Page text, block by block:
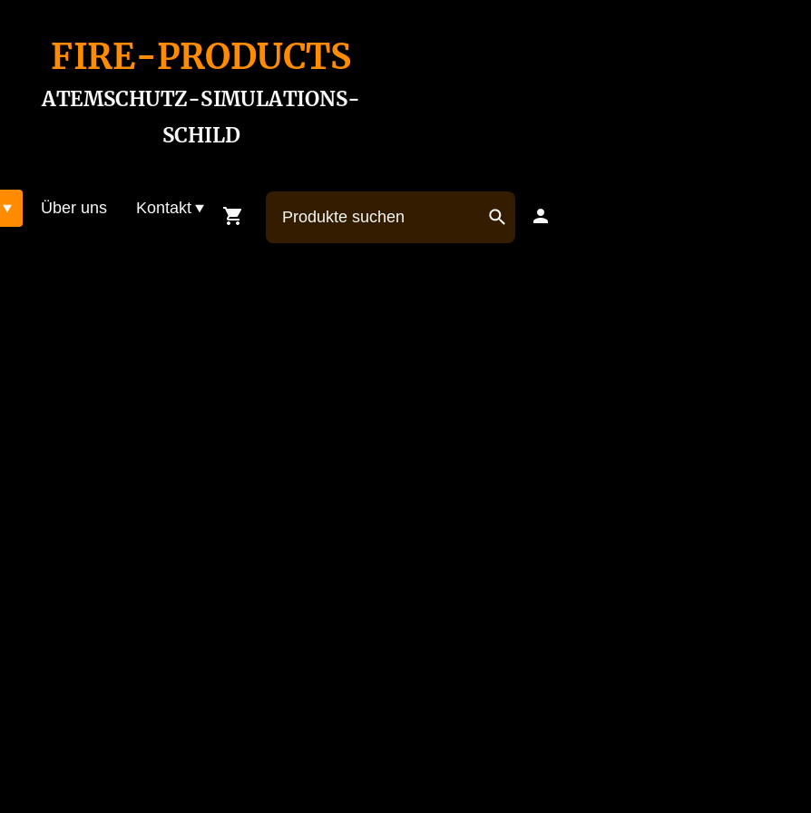
FIRE-PRODUCTS
ATEMSCHUTZ-SIMULATIONS-
SCHILD
Über uns Kontakt